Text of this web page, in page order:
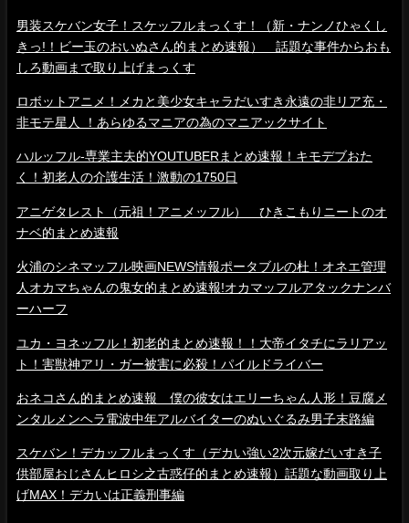
男装スケバン女子！スケッフルまっくす！（新・ナンノひゃくし
きっ!！ビー玉のおいぬさん的まとめ速報） 話題な事件からおも
しろ動画まで取り上げまっくす
ロボットアニメ！メカと美少女キャラだいすき永遠の非リア充・
非モテ星人 ！あらゆるマニアの為のマニアックサイト
ハルッフル-専業主夫的YOUTUBERまとめ速報！キモデブおた
く！初老人の介護生活！激動の1750日
アニゲタレスト（元祖！アニメッフル） ひきこもりニートのオ
ナベ的まとめ速報
火浦のシネマッフル映画NEWS情報ポータブルの杜！オネエ管理
人オカマちゃんの鬼女的まとめ速報!オカマッフルアタックナンバ
ーハーフ
ユカ・ヨネッフル！初老的まとめ速報！！大帝イタチにラリアッ
ト！害獣神アリ・ガー被害に必殺！パイルドライバー
おネコさん的まとめ速報 僕の彼女はエリーちゃん人形！豆腐メ
ンタルメンヘラ電波中年アルバイターのぬいぐるみ男子末路編
スケバン！デカッフルまっくす（デカい強い2次元嫁だいすき子
供部屋おじさんヒロシ之古惑仔的まとめ速報）話題な動画取り上
げMAX！デカいは正義刑事編